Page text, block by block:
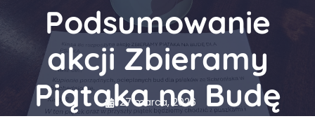
Podsumowanie
akcji Zbieramy
Piątaka na Budę
27 marca, 2026